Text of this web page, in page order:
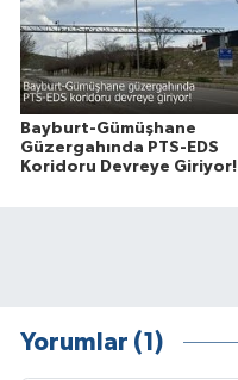
Bayburt-Gümüşhane
Güzergahında PTS-EDS
Koridoru Devreye Giriyor!
Yorumlar (1)